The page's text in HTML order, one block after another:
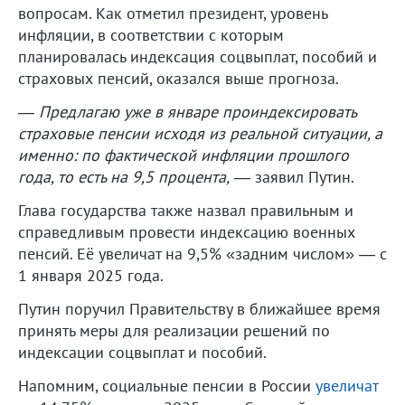
вопросам. Как отметил президент, уровень
инфляции, в соответствии с которым
планировалась индексация соцвыплат, пособий и
страховых пенсий, оказался выше прогноза.
— Предлагаю уже в январе проиндексировать
страховые пенсии исходя из реальной ситуации, а
именно: по фактической инфляции прошлого
года, то есть на 9,5 процента, — заявил Путин.
Глава государства также назвал правильным и
справедливым провести индексацию военных
пенсий. Её увеличат на 9,5% «задним числом» — с
1 января 2025 года.
Путин поручил Правительству в ближайшее время
принять меры для реализации решений по
индексации соцвыплат и пособий.
Напомним, социальные пенсии в России увеличат